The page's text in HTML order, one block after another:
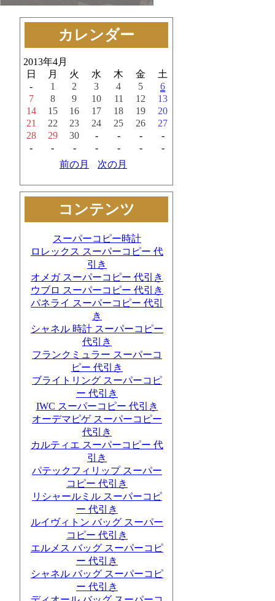
カレンダー
2013年4月
日
月 火 水 木 金
土
-
1 2 3 4 5
6
7
8 9 10 11 12
13
14
15 16 17 18 19
20
21
22 23 24 25 26
27
28
29 30 - - -
-
-
- - - - -
-
前の月
次の月
コンテンツ
スーパーコピー時計
ロレックス スーパーコピー 代
引き
オメガ スーパーコピー 代引き
ウブロ スーパーコピー 代引き
パネライ スーパーコピー 代引
き
シャネル 時計 スーパーコピー
代引き
フランクミュラー スーパーコ
ピー 代引き
ブライトリング スーパーコピ
ー 代引き
IWC スーパーコピー 代引き
オーデマピゲ スーパーコピー
代引き
カルティエ スーパーコピー 代
引き
パテックフィリップ スーパー
コピー 代引き
リシャールミル スーパーコピ
ー 代引き
ルイヴィトン バッグ スーパー
コピー 代引き
エルメス バッグ スーパーコピ
ー 代引き
シャネル バッグ スーパーコピ
ー 代引き